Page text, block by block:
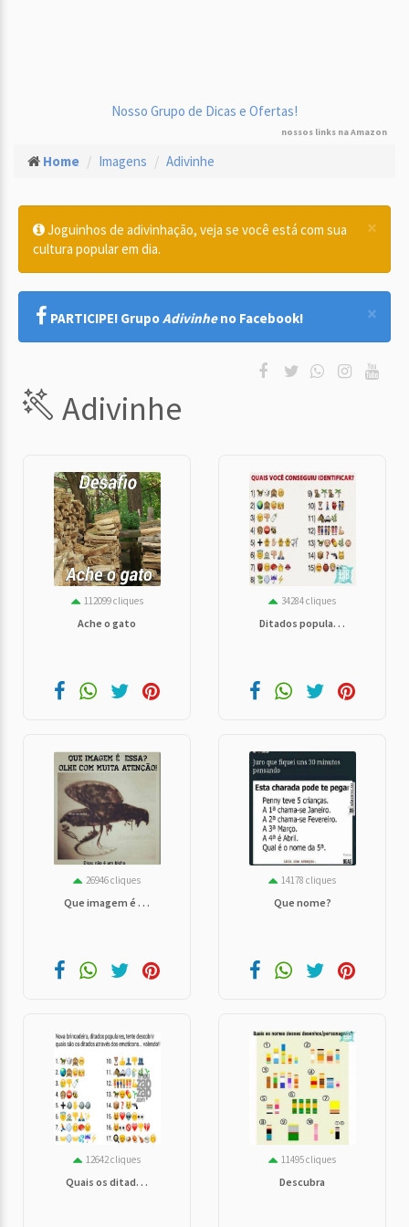
Nosso Grupo de Dicas e Ofertas!
nossos links na Amazon
Home Imagens Adivinhe
×
Joguinhos de adivinhação, veja se você está com sua
cultura popular em dia.
×
PARTICIPE! GrupoAdivinheno Facebook!
Adivinhe
112099 cliques
Ache o gato
34284 cliques
Ditados popula. . .
26946 cliques
Que imagem é . . .
14178 cliques
Que nome?
12642 cliques
Quais os ditad. . .
11495 cliques
Descubra